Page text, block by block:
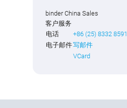
binder China Sales
客户服务
电话
+86 (25) 8332 8591
电子邮件写邮件
VCard